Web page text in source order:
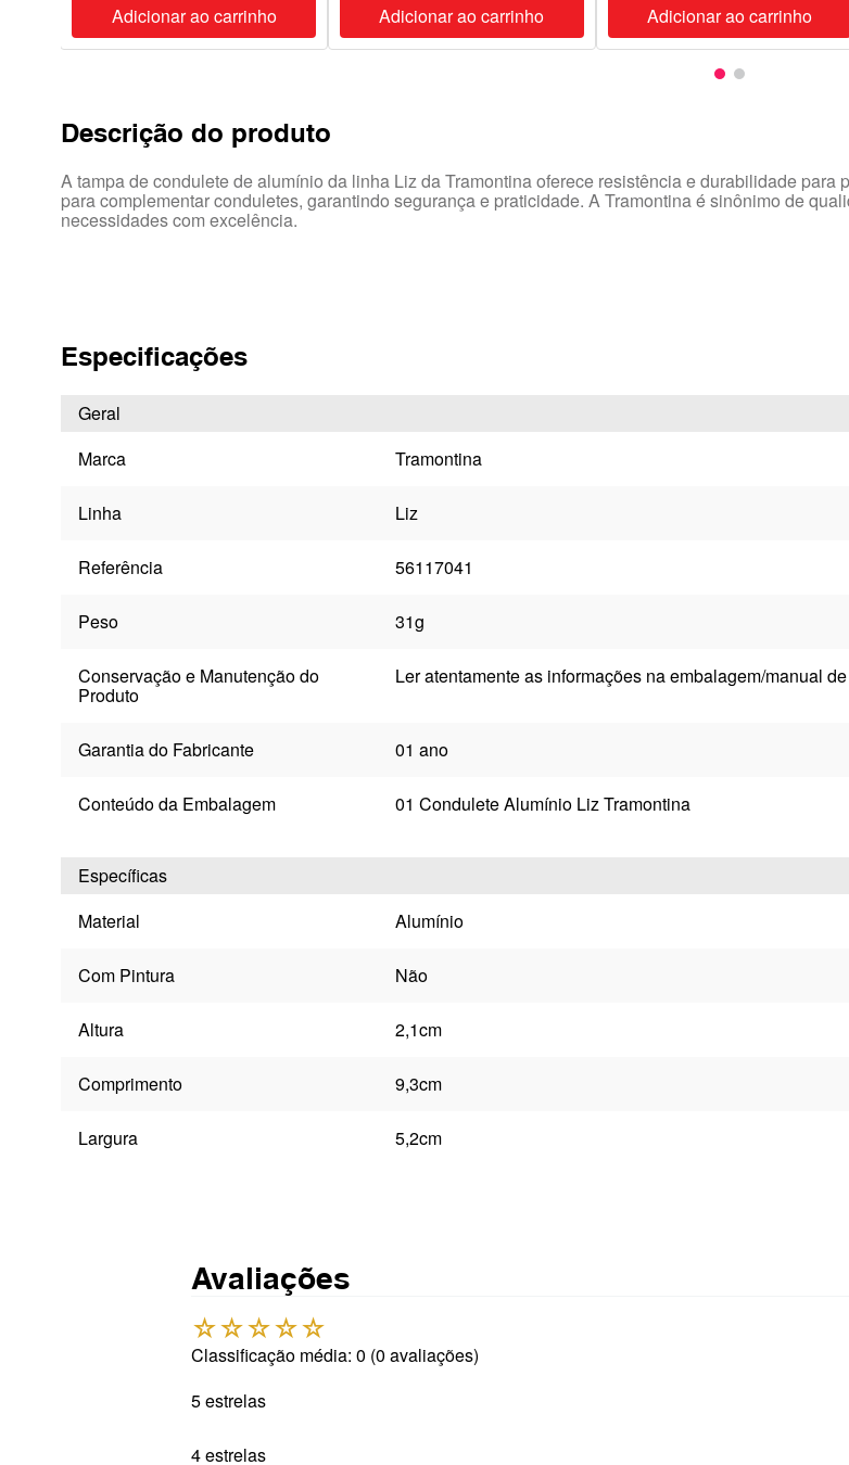
Adicionar ao carrinho Adicionar ao carrinho Adicionar ao carrinho
Descrição do produto
A tampa de condulete de alumínio da linha Liz da Tramontina oferece resistência e durabilidade
para complementar conduletes, garantindo segurança e praticidade. A Tramontina é sinônimo de
necessidades com excelência.
Especificações
Geral
Marca
Tramontina
Linha Liz
Referência 56117041
Peso 31g
Conservação e Manutenção do
Produto
Ler atentamente as informações na embalagem/manual
Garantia do Fabricante 01 ano
Conteúdo da Embalagem 01 Condulete Alumínio Liz Tramontina
Específicas
Material
Alumínio
Com Pintura Não
Altura 2,1cm
Comprimento 9,3cm
Largura 5,2cm
Avaliações
☆☆☆☆☆
Classificação média: 0 (0 avaliações)
5 estrelas
4 estrelas